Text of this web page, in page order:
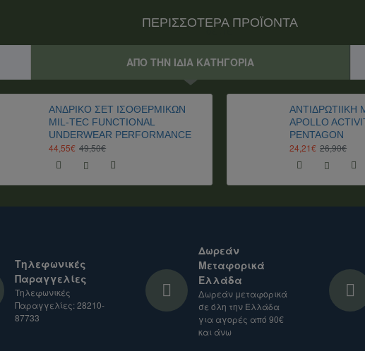
ανάλογα με το είδος του προϊόντος, τον προορισμό και το βάρος
διευκρίνιση.
ΠΕΡΙΣΣΟΤΕΡΑ ΠΡΟΪΟΝΤΑ
ΑΠΟ ΤΗΝ ΙΔΙΑ ΚΑΤΗΓΟΡΙΑ
ΑΝΔΡΙΚΌ ΣΕΤ ΙΣΟΘΕΡΜΙΚΏΝ
MIL-TEC FUNCTIONAL
UNDERWEAR PERFORMANCE
44,55€ 49,50€
APOLLO
PENTAGON
24,21€ 26,90€
Τηλεφωνικές
Παραγγελίες
Τηλεφωνικές
Παραγγελίες: 28210-
87733
Δωρεάν
Μεταφορικά
Ελλάδα
Δωρεάν μεταφορικά
σε όλη την Ελλάδα
για αγορές από 90€
και άνω